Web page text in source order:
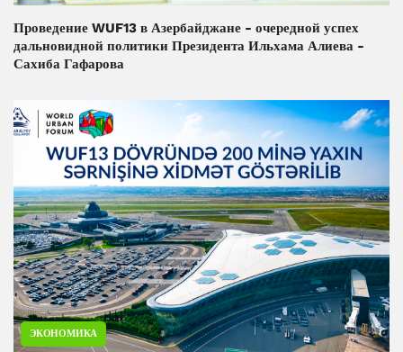
Проведение WUF13 в Азербайджане - очередной успех
дальновидной политики Президента Ильхама Алиева -
Сахиба Гафарова
ЭКОНОМИКА